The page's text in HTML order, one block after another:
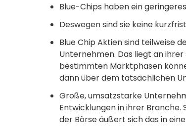
Blue-Chips haben ein
Deswegen sind sie keine
Blue Chip Aktien sind teilweise
Unternehmen. Das liegt an
bestimmten Marktphasen
dann über dem tatsächlichen
Große, umsatzstarke
Entwicklungen in ihrer
der Börse äußert sich das in